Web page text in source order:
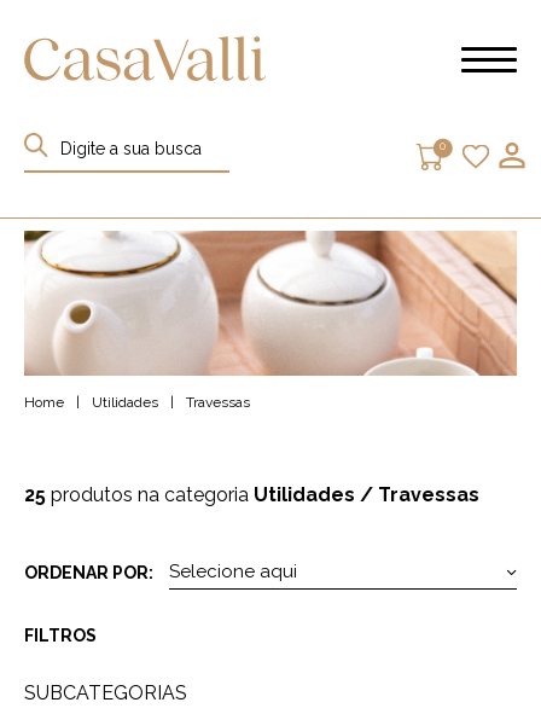
0
Home Utilidades Travessas
25 produtos na categoria Utilidades / Travessas
ORDENAR POR:
FILTROS
SUBCATEGORIAS